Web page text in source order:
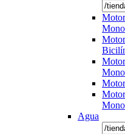
Agua